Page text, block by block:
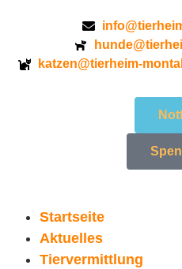
katzen@tierheim-
Startseite
Aktuelles
Tiervermittlung